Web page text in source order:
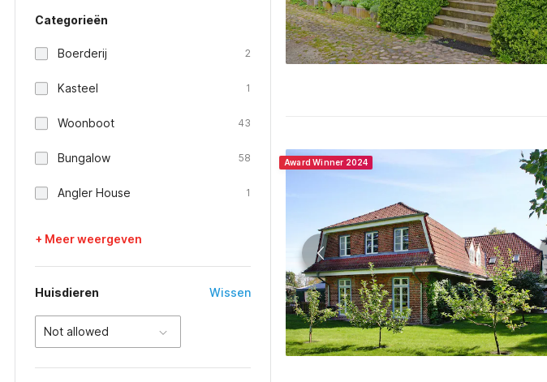
Categorieën
Boerderij 2
Kasteel 1
Woonboot 43
Bungalow 58
Angler House 1
+ Meer weergeven
Huisdieren Wissen
Not allowed
Award Winner 2024